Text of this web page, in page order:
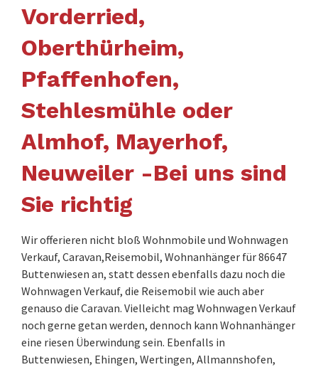
Vorderried,
Oberthürheim,
Pfaffenhofen,
Stehlesmühle oder
Almhof, Mayerhof,
Neuweiler -Bei uns sind
Sie richtig
Wir offerieren nicht bloß Wohnmobile und Wohnwagen
Verkauf, Caravan,Reisemobil, Wohnanhänger für 86647
Buttenwiesen an, statt dessen ebenfalls dazu noch die
Wohnwagen Verkauf, die Reisemobil wie auch aber
genauso die Caravan. Vielleicht mag Wohnwagen Verkauf
noch gerne getan werden, dennoch kann Wohnanhänger
eine riesen Überwindung sein. Ebenfalls in
Buttenwiesen, Ehingen, Wertingen, Allmannshofen,